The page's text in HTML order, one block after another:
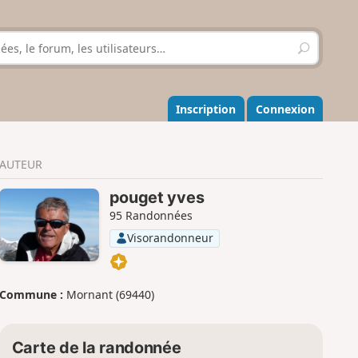
R
e
h
e
r
r
Inscription Connexion
AUTEUR
pouget yves
95 Randonnées
Visorandonneur
Commune : Mornant (69440)
Carte de la randonnée